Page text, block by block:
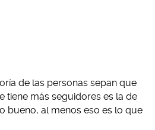
de las personas sepan que
tiene más seguidores es la de
bueno, al menos eso es lo que